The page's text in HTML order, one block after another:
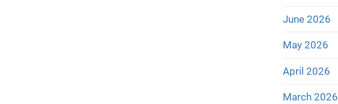
June 2026
May 2026
April 2026
March 2026